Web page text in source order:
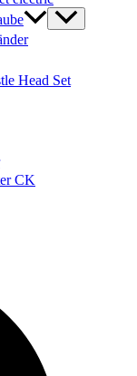
Head Set
CK